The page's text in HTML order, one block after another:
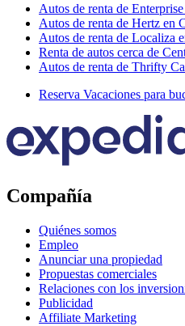
Autos de renta de
Autos de renta de Hertz en
Autos de renta de Localiza
Renta de autos cerca de
Autos de renta de Thrifty
Reserva Vacaciones para
Compañía
Quiénes somos
Empleo
Anunciar una propiedad
Propuestas comerciales
Relaciones con los
Publicidad
Affiliate Marketing